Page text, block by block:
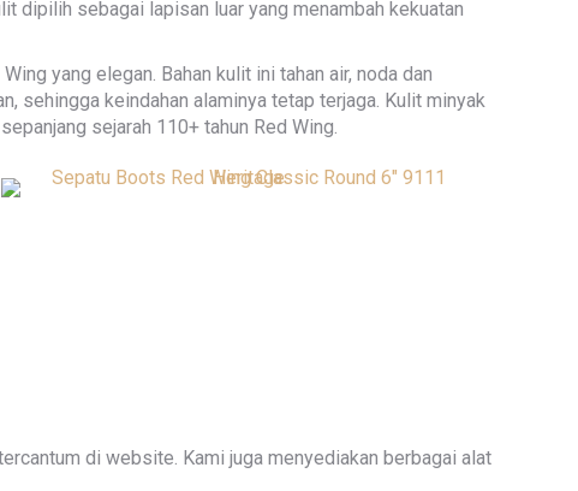
dipilih sebagai lapisan luar yang menambah kekuatan
yang elegan. Bahan kulit ini tahan air, noda dan
sehingga keindahan alaminya tetap terjaga. Kulit minyak
sejarah 110+ tahun Red Wing.
di website. Kami juga menyediakan berbagai alat